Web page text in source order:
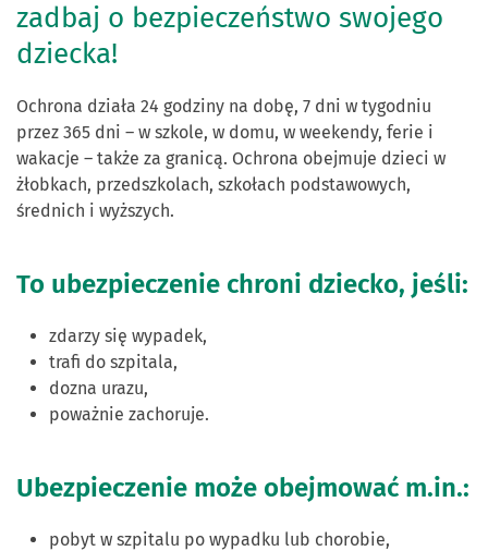
zadbaj o bezpieczeństwo swojego
dziecka!
Ochrona działa 24 godziny na dobę, 7 dni w tygodniu
przez 365 dni – w szkole, w domu, w weekendy, ferie i
wakacje – także za granicą. Ochrona obejmuje dzieci w
żłobkach, przedszkolach, szkołach podstawowych,
średnich i wyższych.
To ubezpieczenie chroni dziecko, jeśli:
zdarzy się wypadek,
trafi do szpitala,
dozna urazu,
poważnie zachoruje.
Ubezpieczenie może obejmować m.in.:
pobyt w szpitalu po wypadku lub chorobie,